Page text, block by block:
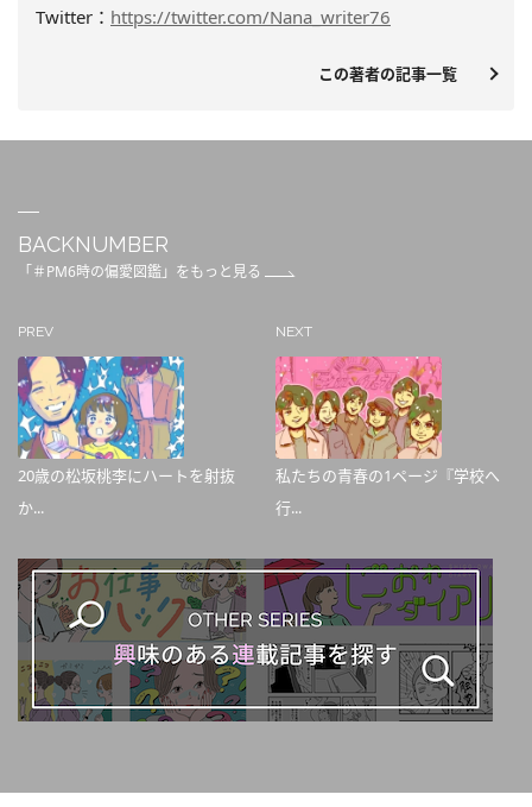
Twitter： https://twitter.com/Nana_writer76
この著者の記事一覧
BACKNUMBER
「＃PM6時の偏愛図鑑」をもっと見る
PREV
20歳の松坂桃李にハートを射抜
か...
NEXT
私たちの青春の1ページ『学校へ
行...